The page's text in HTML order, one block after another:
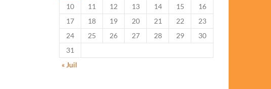
10
11 12 13 14 15
16
17
18 19 20 21 22
23
24
25 26 27 28 29
30
31
« Juil